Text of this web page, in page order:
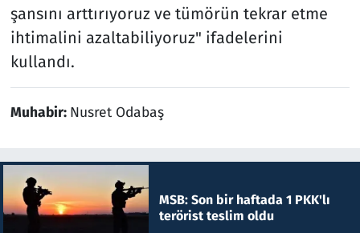
şansını arttırıyoruz ve tümörün tekrar etme
ihtimalini azaltabiliyoruz" ifadelerini
kullandı.
Muhabir: Nusret Odabaş
MSB: Son bir haftada 1 PKK'lı
terörist teslim oldu